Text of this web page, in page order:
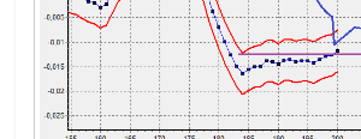
teorię
Carolana.